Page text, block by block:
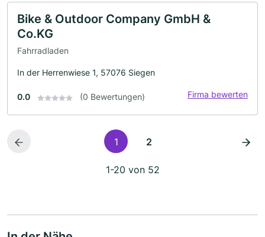
Bike & Outdoor Company GmbH &
Co.KG
Fahrradladen
In der Herrenwiese 1, 57076 Siegen
0.0 (0 Bewertungen) Firma bewerten
1 2
1-20 von 52